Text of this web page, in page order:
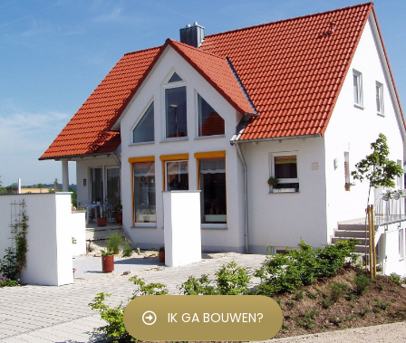
IK GA BOUWEN?